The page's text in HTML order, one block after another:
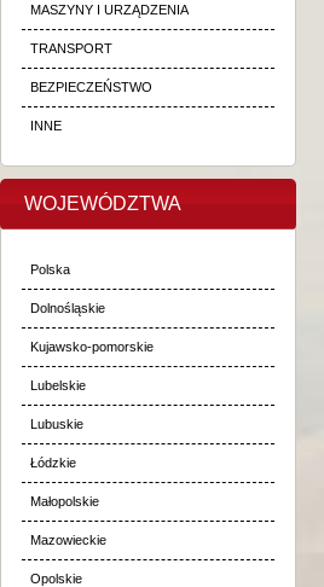
MASZYNY I URZĄDZENIA
TRANSPORT
BEZPIECZEŃSTWO
INNE
WOJEWÓDZTWA
Polska
Dolnośląskie
Kujawsko-pomorskie
Lubelskie
Lubuskie
Łódzkie
Małopolskie
Mazowieckie
Opolskie